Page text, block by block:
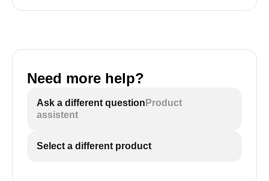
Need more help?
Ask a different question Product
assistent
Select a different product